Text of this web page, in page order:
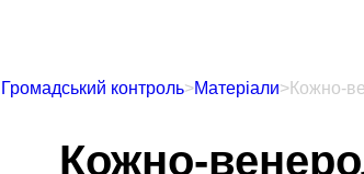
Громадський контроль>Матеріали>Кожно-
Кожно-